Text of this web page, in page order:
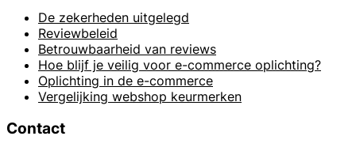
De zekerheden uitgelegd
Reviewbeleid
Betrouwbaarheid van reviews
Hoe blijf je veilig voor e-commerce oplichting?
Oplichting in de e-commerce
Vergelijking webshop keurmerken
Contact